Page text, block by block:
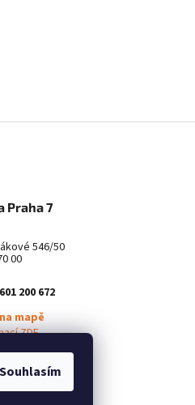
Souhlasím
Praha 7
546/50
00
200 672
mapě
ZDE